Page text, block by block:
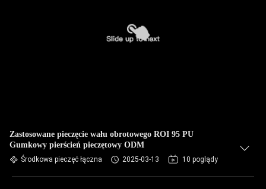
Zastosowane pieczęcie wału obrotowego ROI 95 PU
Gumkowy pierścień pieczętowy ODM
Środkowa pieczęć łączna 2025-03-13 10 poglądy